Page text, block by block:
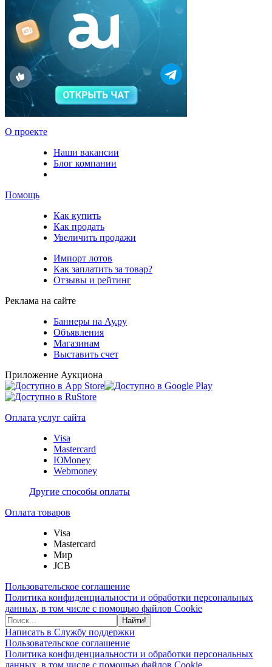
О проекте
Наши вакансии
Блог компании
Помощь
Как купить
Как продать
Увеличить продажи
Импорт лотов
Как заплатить за товар?
Отзывы и рейтинг
Реклама на сайте
Баннеры на Ау.ру
Объявления
Магазинам
Выставить счет
Приложение Аукциона
Оплата услуг сайта
Visa
Mastercard
ЮMoney
Webmoney
Другие способы оплаты
Оплата товаров
Visa
Mastercard
Мир
JCB
Пользовательское соглашение
Политика конфиденциальности и обработки персональных
данных, в том числе с помощью файлов Cookie
Найти!
Написать в Службу поддержки
Пользовательское соглашение
Политика конфиденциальности и обработки персональных
данных, в том числе с помощью файлов Cookie